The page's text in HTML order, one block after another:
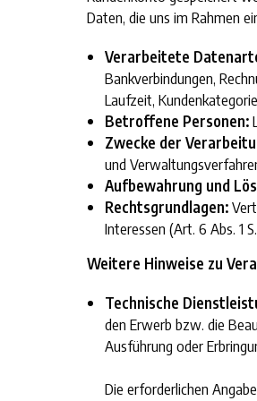
Daten, die uns im Rahmen
Verarbeitete
Bankverbindungen,
Laufzeit,
Betroffene Personen:
Zwecke der
und
Aufbewahrung und
Rechtsgrundlagen:
Interessen (Art. 6 Abs. 1
Weitere Hinweise zu
Technische
den Erwerb bzw. die
Ausführung oder
Die erforderlichen